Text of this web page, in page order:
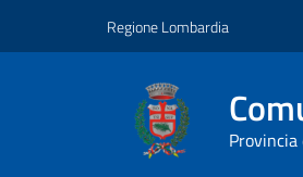
Regione Lombardia